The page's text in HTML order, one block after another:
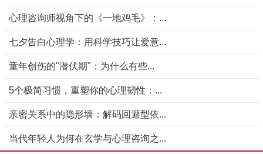
心理咨询师视角下的《一地鸡毛》：...
七夕告白心理学：用科学技巧让爱意...
童年创伤的"潜伏期"：为什么有些...
5个极简习惯，重塑你的心理韧性：...
亲密关系中的隐形墙：解码回避型依...
当代年轻人为何在玄学与心理咨询之...